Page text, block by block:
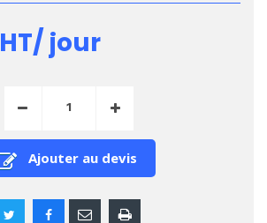
HT/ jour
Ajouter au devis